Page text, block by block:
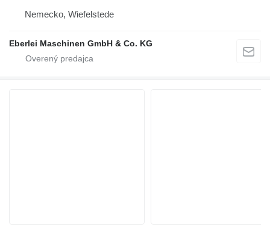
Nemecko, Wiefelstede
Eberlei Maschinen GmbH & Co. KG